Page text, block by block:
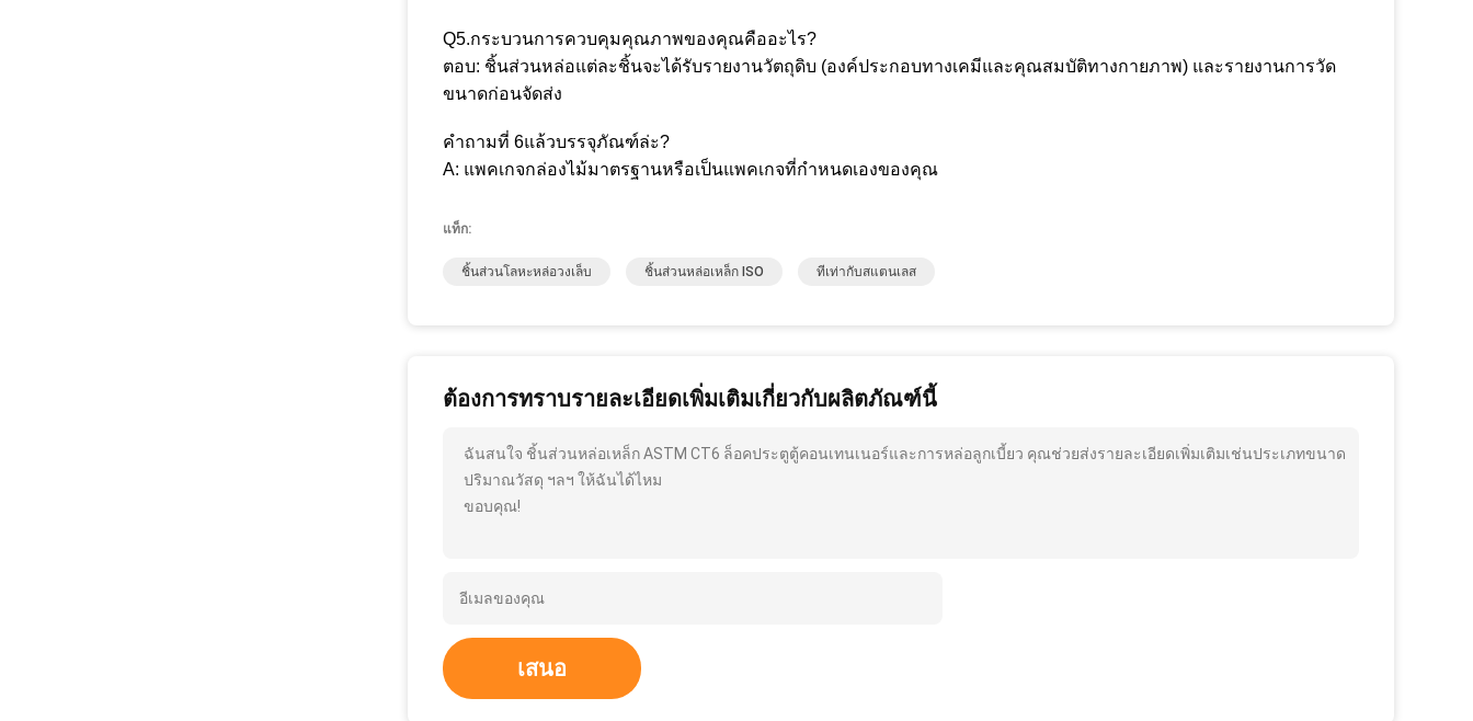
Q5.กระบวนการควบคุมคุณภาพของคุณคืออะไร?
ตอบ: ชิ้นส่วนหล่อแต่ละชิ้นจะได้รับรายงานวัตถุดิบ (องค์ประกอบทางเคมีและคุณสมบัติทางกายภาพ) และรายงานการวัด
ขนาดก่อนจัดส่ง
คำถามที่ 6แล้วบรรจุภัณฑ์ล่ะ?
A: แพคเกจกล่องไม้มาตรฐานหรือเป็นแพคเกจที่กำหนดเองของคุณ
แท็ก:
ชิ้นส่วนโลหะหล่อวงเล็บ ชิ้นส่วนหล่อเหล็ก ISO ทีเท่ากับสแตนเลส
ต้องการทราบรายละเอียดเพิ่มเติมเกี่ยวกับผลิตภัณฑ์นี้
ฉันสนใจ ชิ้นส่วนหล่อเหล็ก ASTM CT6 ล็อคประตูตู้คอนเทนเนอร์และการหล่อลูกเบี้ยว คุณช่วยส่งรายละเอียดเพิ่มเติมเช่นประเภทขนาด
ปริมาณวัสดุ ฯลฯ ให้ฉันได้ไหม
ขอบคุณ!
เสนอ